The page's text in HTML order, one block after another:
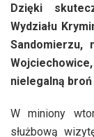
Dzięki
Wydziału
nielegalną
W miniony
służbową